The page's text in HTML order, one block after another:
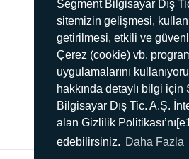
Segment Bilgisayar Dış
sitemizin gelişmesi,
getirilmesi, etkili ve
Çerez (cookie) vb.
uygulamalarını
hakkında detaylı bilgi için
Bilgisayar Dış Tic. A.Ş.
alan Gizlilik
edebilirsiniz. Daha Fazla
Gizlilik
Aydınlatma
İmha Politikası
444 78 99